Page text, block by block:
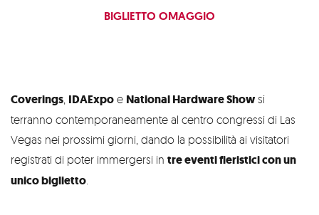
BIGLIETTO OMAGGIO
Coverings, IDAExpo e National Hardware Showsi
terranno contemporaneamente al centro congressi di Las
Vegas nei prossimi giorni, dando la possibilità ai visitatori
registrati di poter immergersi in tre eventi fieristici con un
unico biglietto.